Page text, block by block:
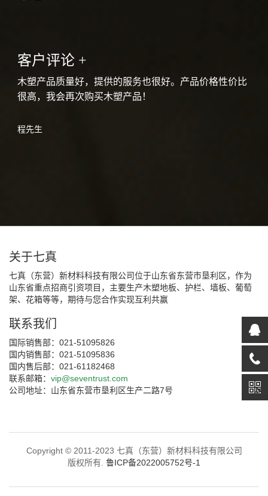
客户评论 +
木塑产品质量好，提供的服务也很好。产品价格性价比
很高，我会再次购买木塑产品！
程先生
关于七真
七真（东营）新材料科技有限公司位于山东省东营市垦利区，作为
山东省重点招商引资项目，主要生产木塑地板、护栏、墙板、葡萄
架、花箱等等，期待与您合作实现互利共赢
联系我们
国际销售部：021-51095826
国内销售部：021-51095836
国内售后部：021-61182468
联系邮箱： vip@seventrust.com
公司地址：山东省东营市垦利区生产二路7号
Copyright © 2011-2023 七真（东营）新材料科技有限公司
版权所有. 鲁ICP备2022005752号-1